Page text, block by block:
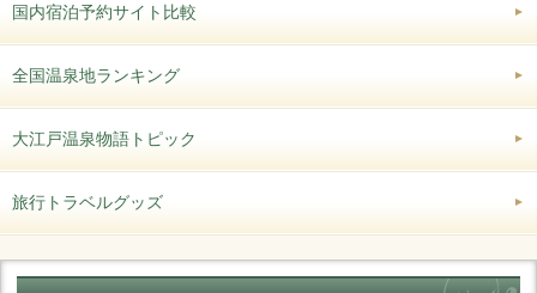
国内宿泊予約サイト比較
全国温泉地ランキング
大江戸温泉物語トピック
旅行トラベルグッズ